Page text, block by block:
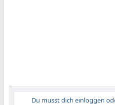
Du musst dich einloggen